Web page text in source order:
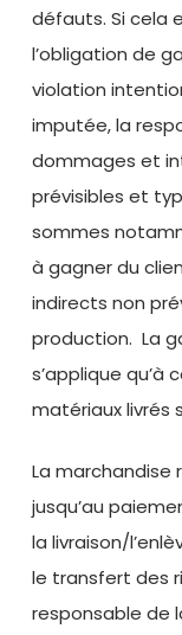
défauts. Si cela
l’obligation de
violation
imputée, la
dommages et
prévisibles et
sommes
à gagner du
indirects non
production. La
s’applique qu’à
matériaux livrés
La marchandise
jusqu’au
la livraison/
le transfert des
responsable de